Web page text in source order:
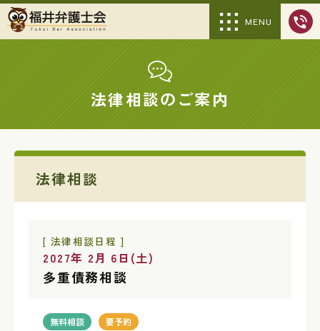
MENU
法律相談のご案内
法律相談
[ 法律相談日程 ]
2027年 2月 6日(土)
多重債務相談
無料相談 要予約